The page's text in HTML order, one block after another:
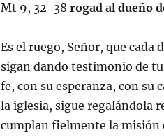
Mt 9, 32-38 rogad al dueño
Es el ruego, Señor, que
sigan dando testimonio de
fe, con su esperanza, con su
la iglesia, sigue regalándola
cumplan fielmente la misión